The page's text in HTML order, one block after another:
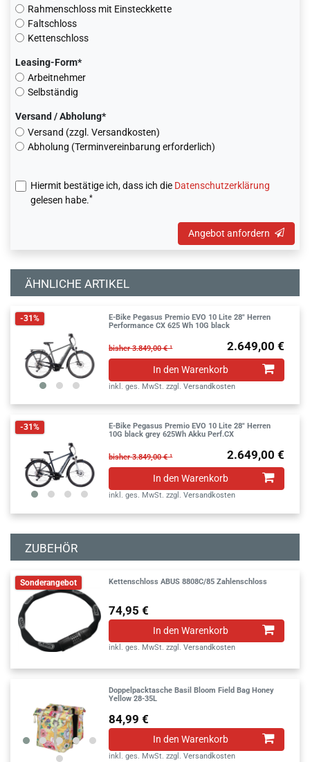
Rahmenschloss mit Einsteckkette
Faltschloss
Kettenschloss
Leasing-Form*
Arbeitnehmer
Selbständig
Versand / Abholung*
Versand (zzgl. Versandkosten)
Abholung (Terminvereinbarung erforderlich)
Hiermit bestätige ich, dass ich die Daten­schutz­erklärung
gelesen habe.*
Angebot anfordern
ÄHNLICHE ARTIKEL
-31%
E-Bike Pegasus Premio EVO 10 Lite 28" Herren
Performance CX 625 Wh 10G black
bisher 3.849,00 € ¹ 2.649,00 €
In den Warenkorb
inkl. ges. MwSt. zzgl.Versandkosten
-31%
E-Bike Pegasus Premio EVO 10 Lite 28" Herren
10G black grey 625Wh Akku Perf.CX
bisher 3.849,00 € ¹ 2.649,00 €
In den Warenkorb
inkl. ges. MwSt. zzgl.Versandkosten
ZUBEHÖR
Sonderangebot Kettenschloss ABUS 8808C/85 Zahlenschloss
74,95 €
In den Warenkorb
inkl. ges. MwSt. zzgl.Versandkosten
Doppelpacktasche Basil Bloom Field Bag Honey
Yellow 28-35L
84,99 €
In den Warenkorb
inkl. ges. MwSt. zzgl.Versandkosten